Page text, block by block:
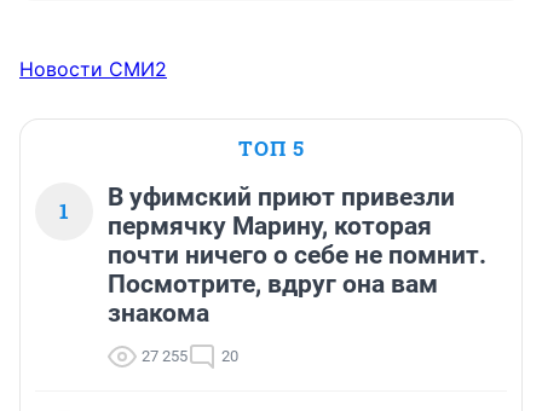
Новости СМИ2
ТОП 5
1
В уфимский приют привезли
пермячку Марину, которая
почти ничего о себе не помнит.
Посмотрите, вдруг она вам
знакома
27 255 20